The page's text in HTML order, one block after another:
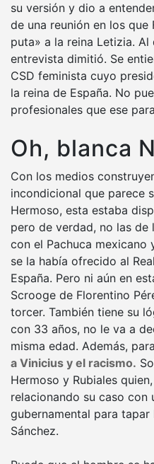
su versión y dio a
de una reunión en los que
puta» a la reina Letizia. Al
entrevista dimitió. Se
CSD feminista cuyo
la reina de España. No
profesionales que ese
Oh, blanca
Con los medios
incondicional que parece
Hermoso, esta estaba
pero de verdad, no las de
con el Pachuca mexicano
se la había ofrecido al
España. Pero ni aún en
Scrooge de Florentino
torcer. También tiene su
con 33 años, no le va a
misma edad. Además,
a Vinicius y el racismo.
Hermoso y Rubiales
relacionando su caso con
gubernamental para tapar
Sánchez.